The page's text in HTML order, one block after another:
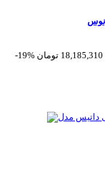
-19%
18,185,310 تومان